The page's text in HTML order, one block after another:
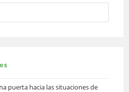
puerta hacia las situaciones de